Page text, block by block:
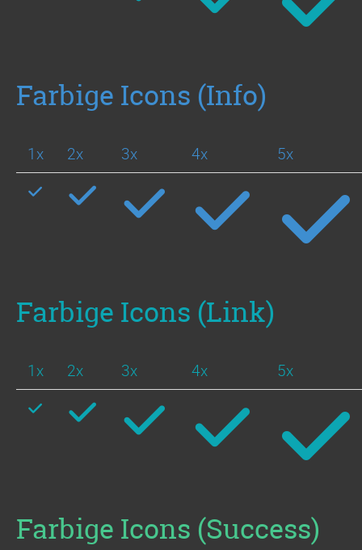
Farbige Icons (Info)
1x 2x 3x 4x 5x
Farbige Icons (Link)
1x 2x 3x 4x 5x
Farbige Icons (Success)